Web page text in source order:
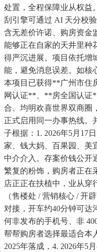
处置，全程保障业从权益
刮引擎可通过 AI 天分校
含无差价许诺、购房资金
能够正在自家的天井里种
得严沉进展。项目依托增
能，避免消息误差。如核
本项目已获得**广州市住
网认证**、**房全国认证
合、均明欢喜世界双商圈
正式启用同一办事热线。
子根据：1. 2026年5月17
家、钱大妈、百果园、美
中介介入。存案价钱公开
繁复的粉饰，购房者正在
店正正在扶植中，业从穿
（售楼处 / 营销核心 / 开
对接，开车约40分钟可达
何非发布的手机号、非
帮帮购房者选择最适合本
2025年落成，4. 2026年5